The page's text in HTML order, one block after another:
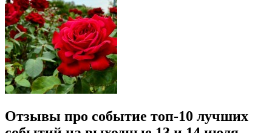
Отзывы про событие топ-10 лучших